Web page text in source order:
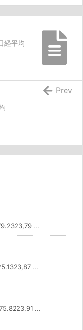
経平均
Prev
...
...
...